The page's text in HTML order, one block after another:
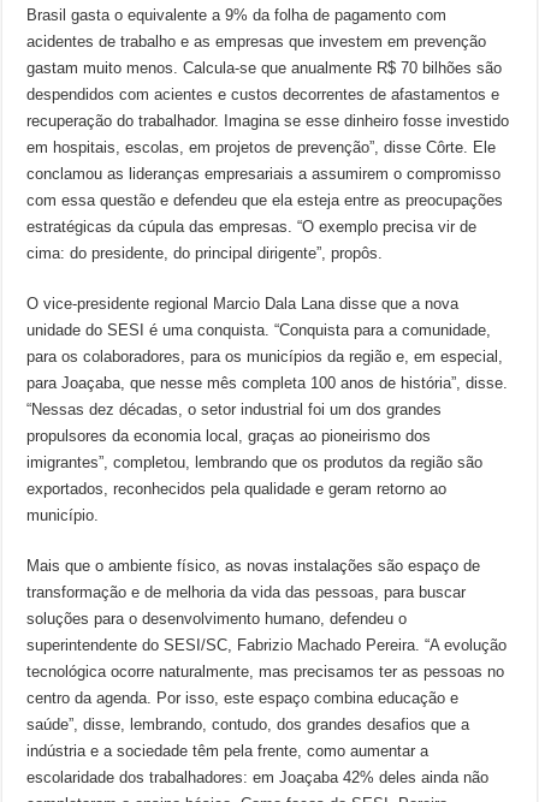
Brasil gasta o equivalente a 9% da folha de pagamento com
acidentes de trabalho e as empresas que investem em prevenção
gastam muito menos. Calcula-se que anualmente R$ 70 bilhões são
despendidos com acientes e custos decorrentes de afastamentos e
recuperação do trabalhador. Imagina se esse dinheiro fosse investido
em hospitais, escolas, em projetos de prevenção”, disse Côrte. Ele
conclamou as lideranças empresariais a assumirem o compromisso
com essa questão e defendeu que ela esteja entre as preocupações
estratégicas da cúpula das empresas. “O exemplo precisa vir de
cima: do presidente, do principal dirigente”, propôs.
O vice-presidente regional Marcio Dala Lana disse que a nova
unidade do SESI é uma conquista. “Conquista para a comunidade,
para os colaboradores, para os municípios da região e, em especial,
para Joaçaba, que nesse mês completa 100 anos de história”, disse.
“Nessas dez décadas, o setor industrial foi um dos grandes
propulsores da economia local, graças ao pioneirismo dos
imigrantes”, completou, lembrando que os produtos da região são
exportados, reconhecidos pela qualidade e geram retorno ao
município.
Mais que o ambiente físico, as novas instalações são espaço de
transformação e de melhoria da vida das pessoas, para buscar
soluções para o desenvolvimento humano, defendeu o
superintendente do SESI/SC, Fabrizio Machado Pereira. “A evolução
tecnológica ocorre naturalmente, mas precisamos ter as pessoas no
centro da agenda. Por isso, este espaço combina educação e
saúde”, disse, lembrando, contudo, dos grandes desafios que a
indústria e a sociedade têm pela frente, como aumentar a
escolaridade dos trabalhadores: em Joaçaba 42% deles ainda não